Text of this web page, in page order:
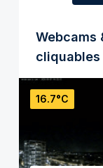
Webcams
cliquables
16.7°C